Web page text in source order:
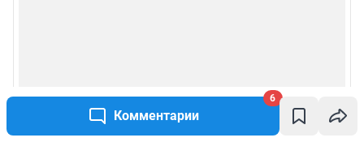
Комментарии
6